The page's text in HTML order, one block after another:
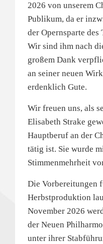
2026 von unserem
Publikum, da er
der Opernsparte des
Wir sind ihm nach
großem Dank
an seiner neuen
erdenklich Gute.
Wir freuen uns, als
Elisabeth Strake
Hauptberuf an der
tätig ist. Sie wurde
Stimmenmehrheit
Die Vorbereitungen
Herbstproduktion
November 2026
der Neuen
unter ihrer